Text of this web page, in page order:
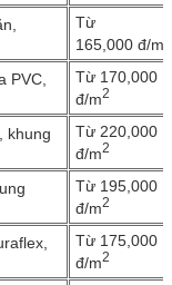
Từ
165,000 đ/m
PVC,
Từ 170,000
đ/m2
khung
Từ 220,000
đ/m2
Từ 195,000
đ/m2
Từ 175,000
đ/m2